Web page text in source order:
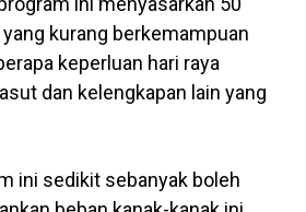
kurang berkemampuan
keperluan hari raya
dan kelengkapan lain yang
ini sedikit sebanyak boleh